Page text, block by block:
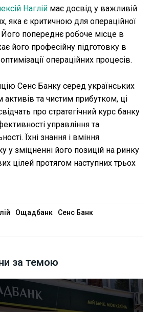
Наглій має досвід у важливій
яка є критичною для операційної
Його попереднє робоче місце в
його професійну підготовку в
операційних процесів.
Сенс Банку серед українських
активів та чистим прибутком, ці
про стратегічний курс банку
управління та
Їхні знання і вміння
у зміцненні його позицій на ринку
цілей протягом наступних трьох
Ощадбанк
Сенс Банк
за темою